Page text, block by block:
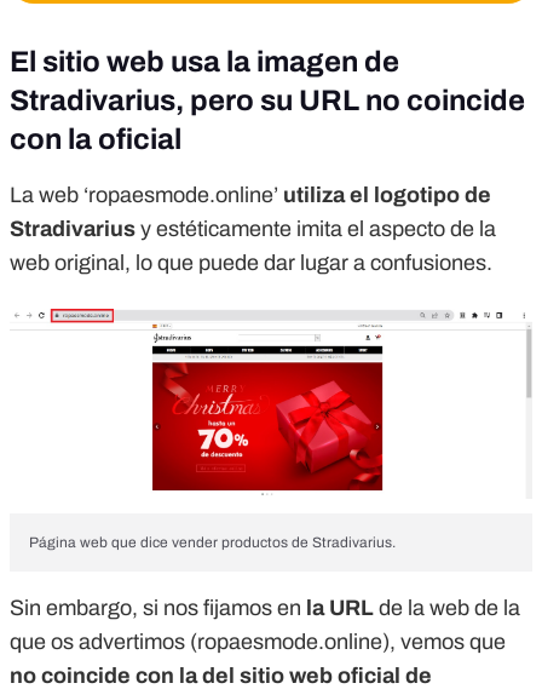
El sitio web usa la imagen de
Stradivarius, pero su URL no coincide
con la oficial
La web ‘ropaesmode.online’ utiliza el logotipo de
Stradivarius y estéticamente imita el aspecto de la
web original, lo que puede dar lugar a confusiones.
Página web que dice vender productos de Stradivarius.
Sin embargo, si nos fijamos en la URL de la web de la
que os advertimos (ropaesmode.online), vemos que
no coincide con la del sitio web oficial de